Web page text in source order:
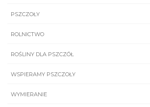
PSZCZOŁY
ROLNICTWO
ROŚLINY DLA PSZCZÓŁ
WSPIERAMY PSZCZOŁY
WYMIERANIE